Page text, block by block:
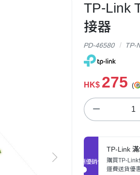
TP-Link
接器
PD-46580 TP-
HK$ 275 (
促銷優惠
TP-Link
購買TP-
運費送貨優